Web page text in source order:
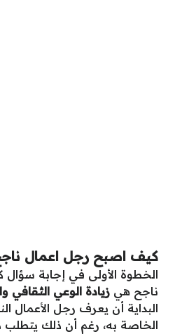
كيف اصبح رجل اعمال
الخطوة الأولى في إجابة
ناجح هي زيادة الوعي الثقافي
البداية أن يعرف رجل الأعمال
الخاصة به، رغم أن ذلك